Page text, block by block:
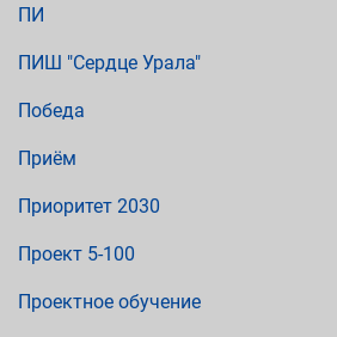
ПИ
ПИШ "Сердце Урала"
Победа
Приём
Приоритет 2030
Проект 5-100
Проектное обучение